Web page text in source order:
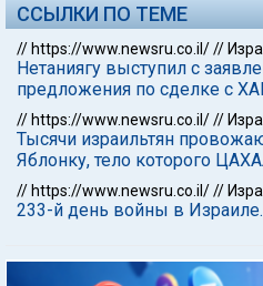
ССЫЛКИ ПО ТЕМЕ
// https://www.newsru.co.il///
Нетаниягу выступил с
предложения по сделке с
// https://www.newsru.co.il///
Тысячи израильтян
Яблонку, тело которого
// https://www.newsru.co.il///
233-й день войны в